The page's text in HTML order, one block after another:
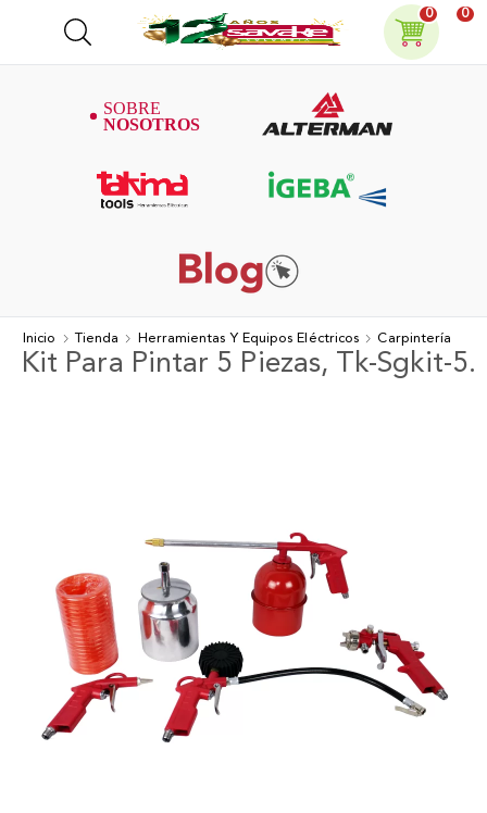
0 0
Inicio Tienda Herramientas Y Equipos Eléctricos Carpintería
Kit Para Pintar 5 Piezas, Tk-Sgkit-5.